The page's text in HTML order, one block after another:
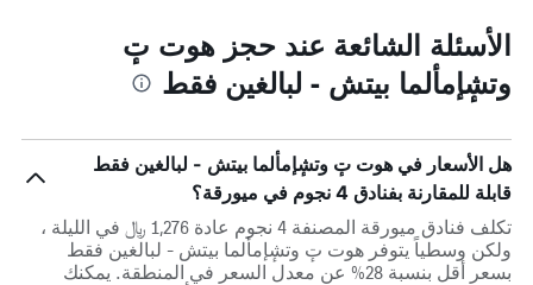
الأسئلة الشائعة عند حجز هوت تٕ
وتشٕإمألما بيتش - لبالغين فقط
هل الأسعار في هوت تٕ وتشٕإمألما بيتش - لبالغين فقط
قابلة للمقارنة بفنادق 4 نجوم في ميورقة؟
تكلف فنادق ميورقة المصنفة 4 نجوم عادة 1,276 ﷼ في الليلة ،
ولكن وسطياً يتوفر هوت تٕ وتشٕإمألما بيتش - لبالغين فقط
بسعر أقل بنسبة 28% عن معدل السعر في المنطقة. يمكنك